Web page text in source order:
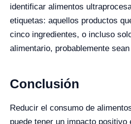
identificar alimentos
etiquetas: aquellos productos
cinco ingredientes, o incluso
alimentario, probablemente
Conclusión
Reducir el consumo de
puede tener un impacto positivo